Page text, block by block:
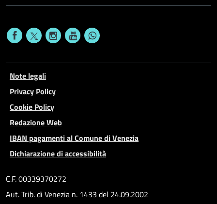
Note legali
Privacy Policy
Cookie Policy
Redazione Web
IBAN pagamenti al Comune di Venezia
Dichiarazione di accessibilità
C.F. 00339370272
Aut. Trib. di Venezia n. 1433 del 24.09.2002